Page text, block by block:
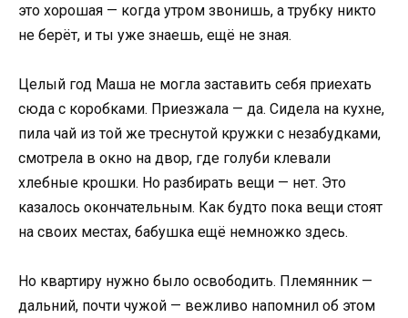
это хорошая — когда утром звонишь, а трубку никто
не берёт, и ты уже знаешь, ещё не зная.
Целый год Маша не могла заставить себя приехать
сюда с коробками. Приезжала — да. Сидела на кухне,
пила чай из той же треснутой кружки с незабудками,
смотрела в окно на двор, где голуби клевали
хлебные крошки. Но разбирать вещи — нет. Это
казалось окончательным. Как будто пока вещи стоят
на своих местах, бабушка ещё немножко здесь.
Но квартиру нужно было освободить. Племянник —
дальний, почти чужой — вежливо напомнил об этом